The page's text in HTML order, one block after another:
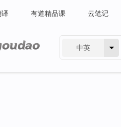
译 有道精品课 云笔记
中英